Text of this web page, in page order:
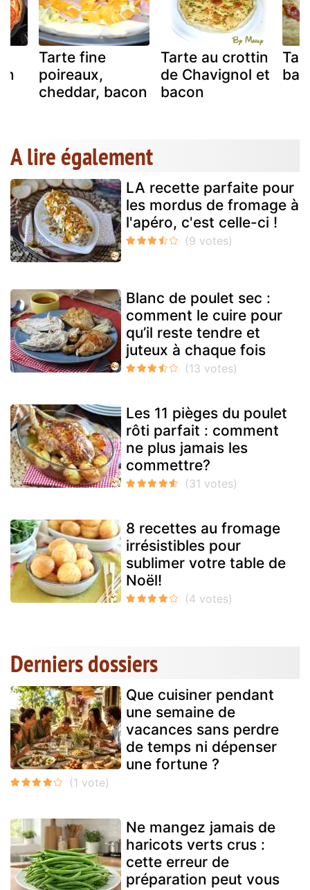
Tarte fine
poireaux,
cheddar, bacon
Tarte au crottin
de Chavignol et
bacon
A lire également
LA recette parfaite pour
les mordus de fromage à
l'apéro, c'est celle-ci !
Blanc de poulet sec :
comment le cuire pour
qu’il reste tendre et
juteux à chaque fois
Les 11 pièges du poulet
rôti parfait : comment
ne plus jamais les
commettre?
8 recettes au fromage
irrésistibles pour
sublimer votre table de
Noël!
Derniers dossiers
Que cuisiner pendant
une semaine de
vacances sans perdre
de temps ni dépenser
une fortune ?
Ne mangez jamais de
haricots verts crus :
cette erreur de
préparation peut vous